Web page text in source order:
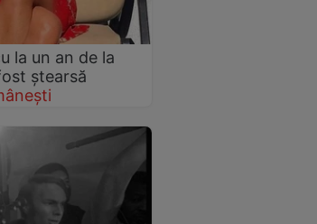
la un an de la
ștearsă